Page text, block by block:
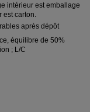
intérieur est emballage
est carton.
après dépôt
équilibre de 50%
; L/C